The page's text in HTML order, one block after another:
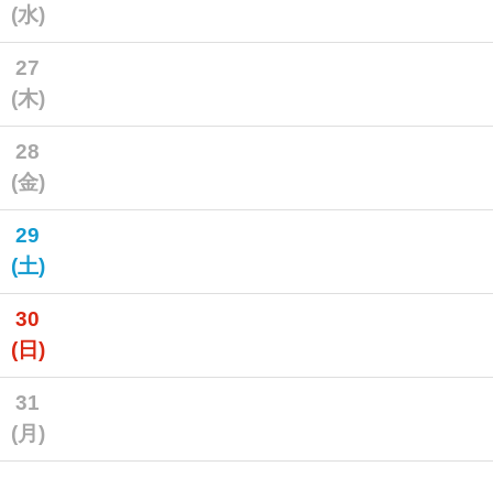
(水)
27
(木)
28
(金)
29
(土)
30
(日)
31
(月)